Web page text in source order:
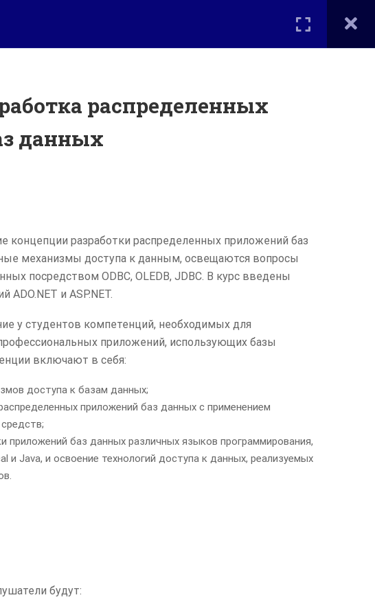
ОБРАЗОВАНИЕ ВМК
распределенных
данных
концепции разработки распределенных приложений баз
механизмы доступа к данным, освещаются вопросы
посредством ODBC, OLEDB, JDBC. В курс введены
ADO.NET и ASP.NET.
у студентов компетенций, необходимых для
приложений, использующих базы
включают в себя:
доступа к базам данных;
приложений баз данных с применением
приложений баз данных различных языков программирования,
и Java, и освоение технологий доступа к данных, реализуемых
будут: